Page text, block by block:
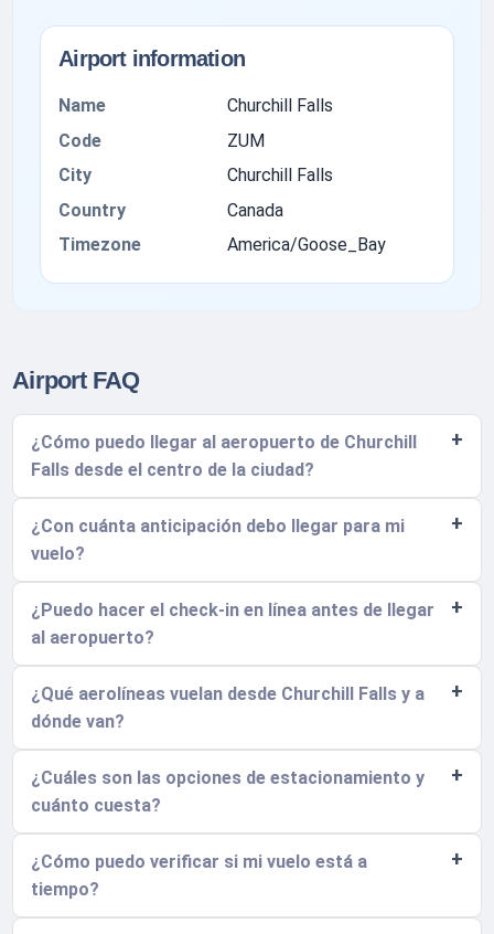
Airport information
Name
Churchill Falls
Code
ZUM
City
Churchill Falls
Country
Canada
Timezone
America/Goose_Bay
Airport FAQ
¿Cómo puedo llegar al aeropuerto de Churchill
Falls desde el centro de la ciudad?
¿Con cuánta anticipación debo llegar para mi
vuelo?
¿Puedo hacer el check-in en línea antes de llegar
al aeropuerto?
¿Qué aerolíneas vuelan desde Churchill Falls y a
dónde van?
¿Cuáles son las opciones de estacionamiento y
cuánto cuesta?
¿Cómo puedo verificar si mi vuelo está a
tiempo?